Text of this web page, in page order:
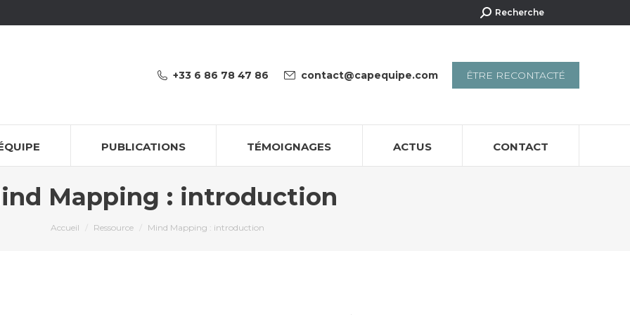
Recherche
:
Recherche
+33 6 86 78 47 86 contact@capequipe.com ÊTRE RECONTACTÉ
PUBLICATIONS TÉMOIGNAGES ACTUS CONTACT
Mapping : introduction
Accueil Ressource Mind Mapping : introduction